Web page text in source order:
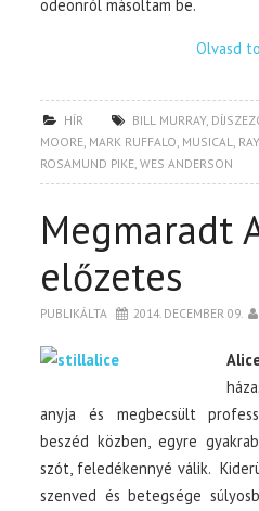
odeonról másoltam be.
Olvasd
HÍR BILL MURRAY,
MOORE, MARK RUFFALO, MUSICAL,
ROSAMUND PIKE,WES ANDERSON
Megmaradt
előzetes
PUBLIKÁLTA 2014. DECEMBER 09.
anyja és megbecsült
beszéd közben, egyre
szót, feledékennyé válik.
szenved és betegsége